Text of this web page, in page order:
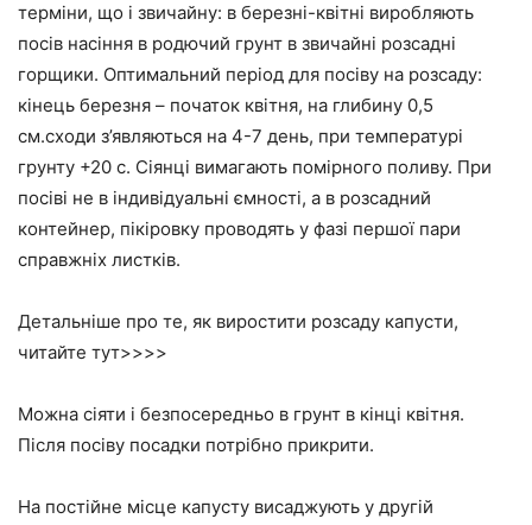
терміни, що і звичайну: в березні-квітні виробляють
посів насіння в родючий грунт в звичайні розсадні
горщики. Оптимальний період для посіву на розсаду:
кінець березня – початок квітня, на глибину 0,5
см.сходи з’являються на 4-7 день, при температурі
грунту +20 c. Сіянці вимагають помірного поливу. При
посіві не в індивідуальні ємності, а в розсадний
контейнер, пікіровку проводять у фазі першої пари
справжніх листків.
Детальніше про те, як виростити розсаду капусти,
читайте тут>>>>
Можна сіяти і безпосередньо в грунт в кінці квітня.
Після посіву посадки потрібно прикрити.
На постійне місце капусту висаджують у другій